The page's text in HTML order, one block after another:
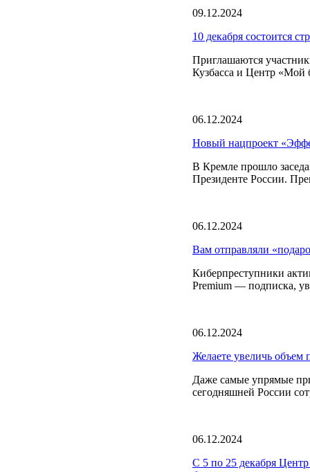
09.12.2024
10 декабря состоится
Приглашаются
Кузбасса и Центр «Мой
06.12.2024
Новый нацпроект
В Кремле прошло
Президенте России.
06.12.2024
Вам отправляли
Киберпреступники
Premium — подписка,
06.12.2024
Желаете увеличь объем
Даже самые упрямые
сегодняшней России
06.12.2024
С 5 по 25 декабря